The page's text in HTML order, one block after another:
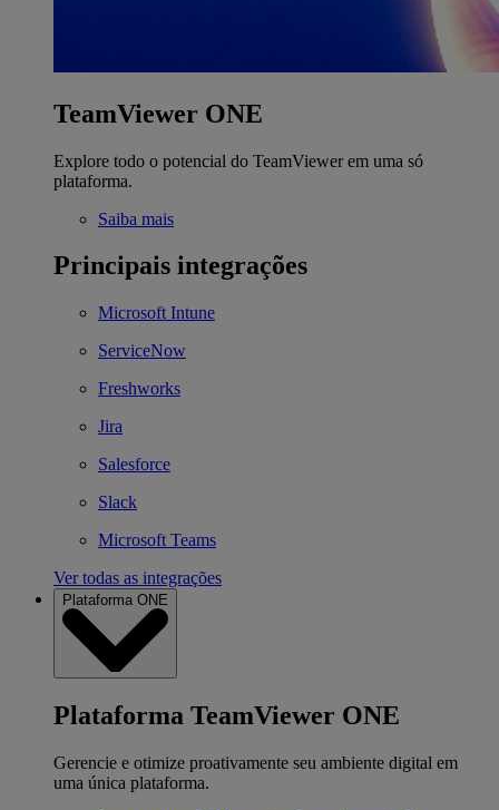
TeamViewer ONE
Explore todo o potencial do TeamViewer em uma só
plataforma.
Saiba mais
Principais integrações
Microsoft Intune
ServiceNow
Freshworks
Jira
Salesforce
Slack
Microsoft Teams
Ver todas as integrações
Plataforma ONE
Plataforma TeamViewer ONE
Gerencie e otimize proativamente seu ambiente digital em
uma única plataforma.